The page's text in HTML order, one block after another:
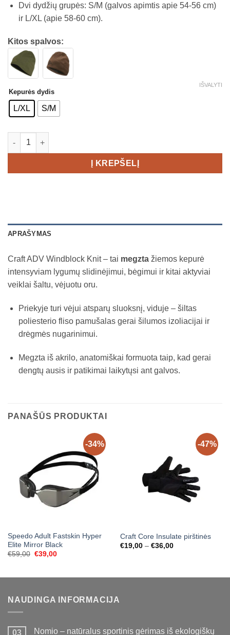
Dvi dydžių grupės: S/M (galvos apimtis apie 54-56 cm)
ir L/XL (apie 58-60 cm).
Kitos spalvos:
Kepurės dydis
L/XL S/M
IŠVALYTI
produkto kiekis: ADV Windblock Knit kepurė
Į KREPŠELĮ
APRAŠYMAS
Craft ADV Windblock Knit – tai megzta žiemos kepurė
intensyviam lygumų slidinėjimui, bėgimui ir kitai aktyviai
veiklai šaltu, vėjuotu oru.
Priekyje turi vėjui atsparų sluoksnį, viduje – šiltas
poliesterio fliso pamušalas gerai šilumos izoliacijai ir
drėgmės nugarinimui.
Megzta iš akrilo, anatomiškai formuota taip, kad gerai
dengtų ausis ir patikimai laikytųsi ant galvos.
PANAŠŪS PRODUKTAI
-34%
Speedo Adult Fastskin Hyper
Elite Mirror Black
€59,00 Original
€39,00Current
-47%
Craft Core Insulate pirštinės
€19,00 – €36,00Price
NAUDINGA INFORMACIJA
03
Nomio – natūralus sportinis gėrimas iš ekologiškų